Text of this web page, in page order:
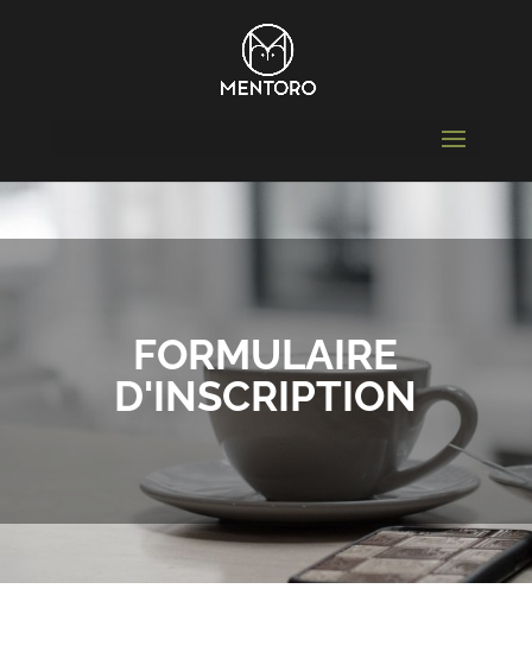
FORMULAIRE
D'INSCRIPTION